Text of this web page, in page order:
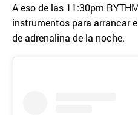
A eso de las 11:30pm
instrumentos para arrancar
de adrenalina de la noche.